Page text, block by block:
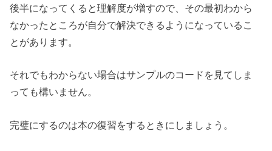
後半になってくると理解度が増すので、その最初わから
なかったところが自分で解決できるようになっているこ
とがあります。
それでもわからない場合はサンプルのコードを見てしま
っても構いません。
完璧にするのは本の復習をするときにしましょう。